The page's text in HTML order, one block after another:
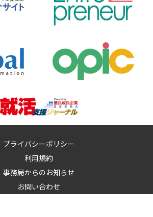
プライバシーポリシー
利用規約
事務局からのお知らせ
お問い合わせ